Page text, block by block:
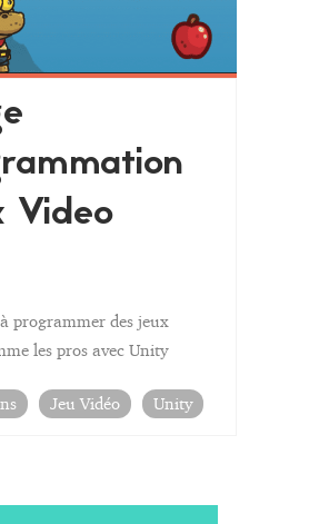
Video
programmer des jeux
les pros avec Unity
Jeu Vidéo Unity